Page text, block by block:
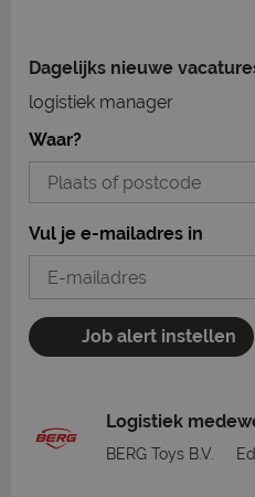
Dagelijks nieuwe
logistiek manager
Waar?
Vul je e-mailadres in
Job alert instellen
Logistiek
BERG Toys B.V.